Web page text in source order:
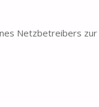
Netzbetreibers